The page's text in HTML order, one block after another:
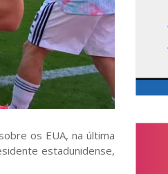
os EUA, na última
estadunidense,